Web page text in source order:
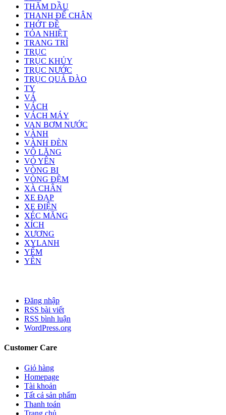
THĂM DẦU
THANH ĐỂ CHÂN
THỚT ĐỀ
TỎA NHIỆT
TRANG TRÍ
TRỤC
TRỤC KHỦY
TRỤC NƯỚC
TRỤC QUẢ ĐÀO
TY
VÁ
VÁCH
VÁCH MÁY
VAN BƠM NƯỚC
VÀNH
VÀNH ĐÈN
VÔ LĂNG
VỎ YÊN
VÒNG BI
VÒNG ĐỆM
XÀ CHÂN
XE ĐẠP
XE ĐIỆN
XÉC MĂNG
XÍCH
XƯƠNG
XYLANH
YẾM
YÊN
Đăng nhập
RSS bài viết
RSS bình luận
WordPress.org
Customer Care
Giỏ hàng
Homepage
Tài khoản
Tất cả sản phẩm
Thanh toán
Trang chủ